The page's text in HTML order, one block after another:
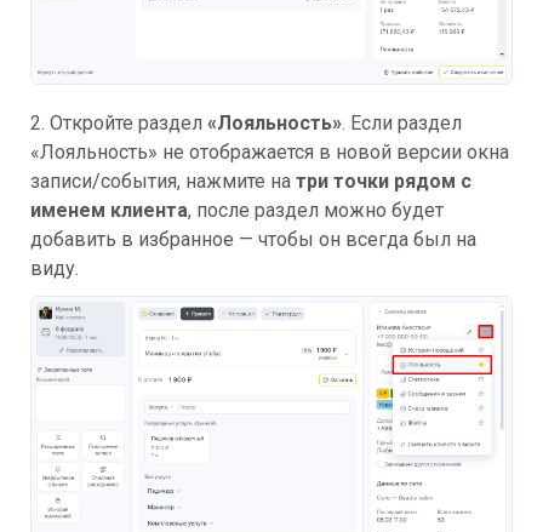
2. Откройте раздел «Лояльность». Если раздел
«Лояльность» не отображается в новой версии окна
записи/события, нажмите на три точки рядом с
именем клиента, после раздел можно будет
добавить в избранное — чтобы он всегда был на
виду.